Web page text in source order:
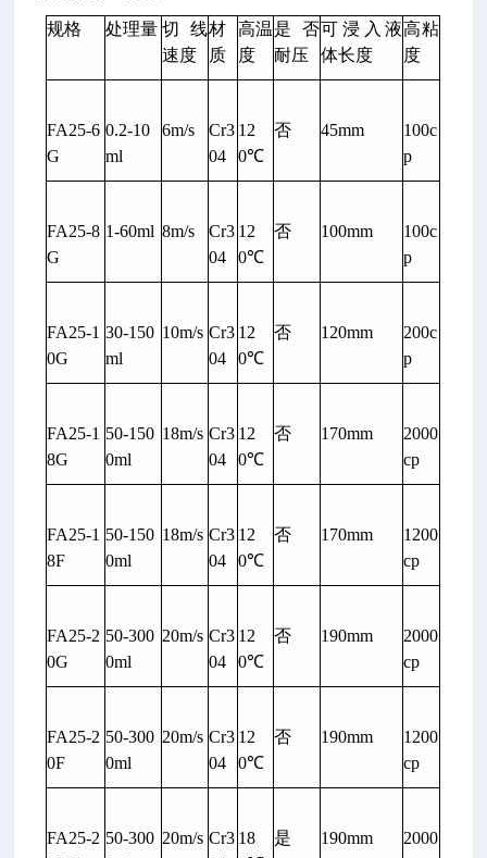
规格 处理量 切线
速度
材
质
高温
度
是否
耐压
可浸入液
体长度
高粘
度
FA25-6
G
0.2-10
ml
6m/s
Cr3
04
12
0℃
否 45mm
100c
p
FA25-8
G
1-60ml 8m/s
Cr3
04
12
0℃
否 100mm
100c
p
FA25-1
0G
30-150
ml
10m/s Cr3
04
12
0℃
否 120mm
200c
p
FA25-1
8G
50-150
0ml
18m/s Cr3
04
12
0℃
否 170mm
2000
cp
FA25-1
8F
50-150
0ml
18m/s Cr3
04
12
0℃
否 170mm
1200
cp
FA25-2
0G
50-300
0ml
20m/s Cr3
04
12
0℃
否 190mm
2000
cp
FA25-2
0F
50-300
0ml
20m/s Cr3
04
12
0℃
否 190mm
1200
cp
FA25-2 50-300 20m/s Cr3 18
是 190mm
2000